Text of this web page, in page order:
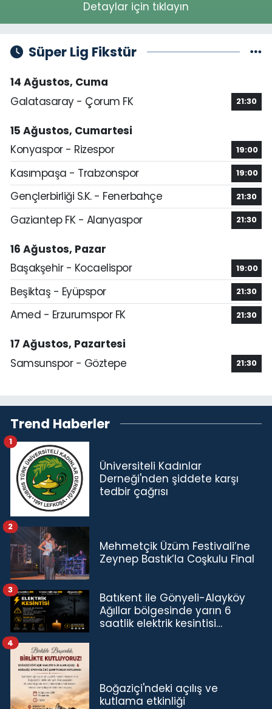
Detaylar için tıklayın
Süper Lig Fikstür
14 Ağustos, Cuma
Galatasaray - Çorum FK
21:30
15 Ağustos, Cumartesi
Konyaspor - Rizespor
19:00
Kasımpaşa - Trabzonspor 19:00
Gençlerbirliği S.K. - Fenerbahçe 21:30
Gaziantep FK - Alanyaspor 21:30
16 Ağustos, Pazar
Başakşehir - Kocaelispor
19:00
Beşiktaş - Eyüpspor 21:30
Amed - Erzurumspor FK 21:30
17 Ağustos, Pazartesi
Samsunspor - Göztepe
21:30
Trend Haberler
Üniversiteli Kadınlar
Derneği'nden şiddete karşı
tedbir çağrısı
1
Mehmetçik Üzüm Festivali’ne
Zeynep Bastık’la Coşkulu Final
2
Batıkent ile Gönyeli-Alayköy
Ağıllar bölgesinde yarın 6
saatlik elektrik kesintisi…
3
Boğaziçi'ndeki açılış ve
kutlama etkinliği
4